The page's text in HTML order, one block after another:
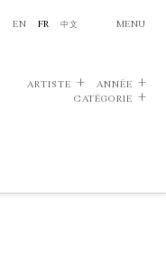
EN FR 中文 MENU
ARTISTE
ANNÉE
CATÉGORIE